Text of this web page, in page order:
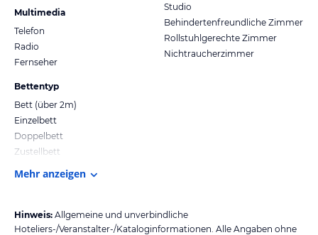
Multimedia
Telefon
Radio
Fernseher
Bettentyp
Bett (über 2m)
Einzelbett
Doppelbett
Zustellbett
Studio
Behindertenfreundliche Zimmer
Rollstuhlgerechte Zimmer
Nichtraucherzimmer
Mehr anzeigen
Hinweis: Allgemeine und unverbindliche
Hoteliers-/Veranstalter-/Kataloginformationen. Alle Angaben ohne